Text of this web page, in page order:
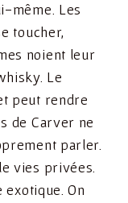
même. Les
toucher,
noient leur
Le
peut rendre
de Carver ne
parler.
vies privées.
On